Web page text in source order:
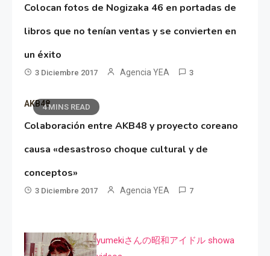
Colocan fotos de Nogizaka 46 en portadas de
libros que no tenían ventas y se convierten en
un éxito
3 Diciembre 2017 Agencia YEA 3
4 MINS READ
AKB48
Colaboración entre AKB48 y proyecto coreano
causa «desastroso choque cultural y de
conceptos»
3 Diciembre 2017 Agencia YEA 7
yumekiさんの昭和アイドル showa